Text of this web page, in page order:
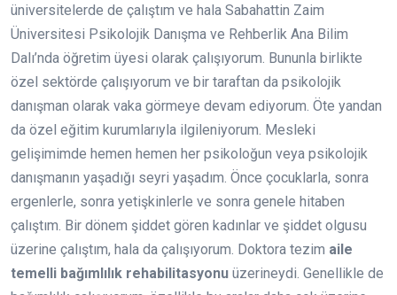
üniversitelerde de çalıştım ve hala Sabahattin Zaim
Üniversitesi Psikolojik Danışma ve Rehberlik Ana Bilim
Dalı’nda öğretim üyesi olarak çalışıyorum. Bununla birlikte
özel sektörde çalışıyorum ve bir taraftan da psikolojik
danışman olarak vaka görmeye devam ediyorum. Öte yandan
da özel eğitim kurumlarıyla ilgileniyorum. Mesleki
gelişimimde hemen hemen her psikoloğun veya psikolojik
danışmanın yaşadığı seyri yaşadım. Önce çocuklarla, sonra
ergenlerle, sonra yetişkinlerle ve sonra genele hitaben
çalıştım. Bir dönem şiddet gören kadınlar ve şiddet olgusu
üzerine çalıştım, hala da çalışıyorum. Doktora tezim aile
temelli bağımlılık rehabilitasyonu üzerineydi. Genellikle de